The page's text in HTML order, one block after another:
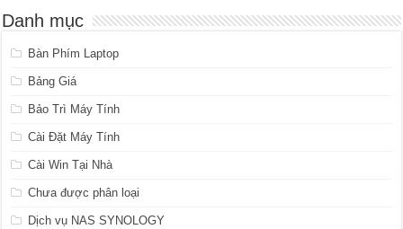
Danh mục
Bàn Phím Laptop
Bảng Giá
Bảo Trì Máy Tính
Cài Đặt Máy Tính
Cài Win Tại Nhà
Chưa được phân loại
Dịch vụ NAS SYNOLOGY